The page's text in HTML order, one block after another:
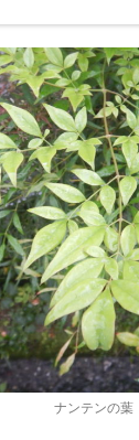
ナンテンの葉